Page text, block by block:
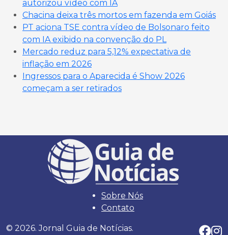
autorizou vídeo com IA
Chacina deixa três mortos em fazenda em Goiás
PT aciona TSE contra vídeo de Bolsonaro feito
com IA exibido na convenção do PL
Mercado reduz para 5,12% expectativa de
inflação em 2026
Ingressos para o Aparecida é Show 2026
começam a ser retirados
Sobre Nós
Contato
© 2026. Jornal Guia de Notícias.